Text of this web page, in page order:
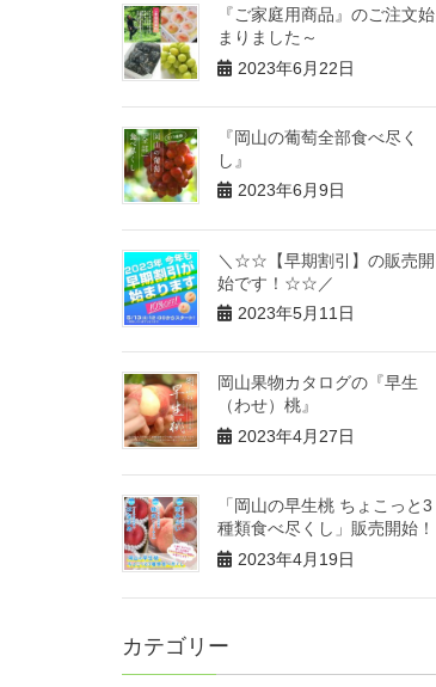
『ご家庭用商品』のご注文始
まりました～
2023年6月22日
『岡山の葡萄全部食べ尽く
し』
2023年6月9日
＼☆☆【早期割引】の販売開
始です！☆☆／
2023年5月11日
岡山果物カタログの『早生
（わせ）桃』
2023年4月27日
「岡山の早生桃 ちょこっと3
種類食べ尽くし」販売開始！
2023年4月19日
カテゴリー